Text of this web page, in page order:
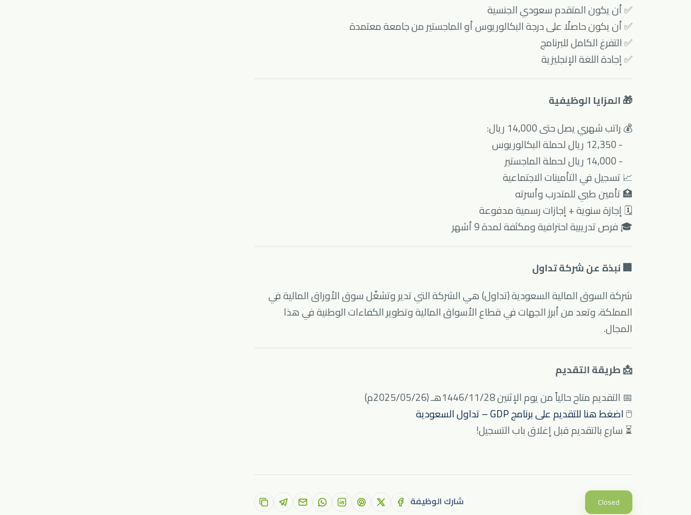
✅ أن يكون المتقدم سعودي الجنسية
✅ أن يكون حاصلًا على درجة البكالوريوس أو الماجستير من جامعة معتمدة
✅ التفرغ الكامل للبرنامج
✅ إجادة اللغة الإنجليزية
🎁 المزايا الوظيفية
💰 راتب شهري يصل حتى 14,000 ريال:
- 12,350 ريال لحملة البكالوريوس
- 14,000 ريال لحملة الماجستير
📈 تسجيل في التأمينات الاجتماعية
🏥 تأمين طبي للمتدرب وأسرته
🗓 إجازة سنوية + إجازات رسمية مدفوعة
🎓 فرص تدريبية احترافية ومكثفة لمدة 9 أشهر
🏢 نبذة عن شركة تداول
شركة السوق المالية السعودية (تداول) هي الشركة التي تدير وتشغّل سوق الأوراق المالية في
المملكة، وتعد من أبرز الجهات في قطاع الأسواق المالية وتطوير الكفاءات الوطنية في هذا
المجال.
📩 طريقة التقديم
📅 التقديم متاح حالياً من يوم الإثنين 1446/11/28هـ (2025/05/26م)
🖱️اضغط هنا للتقديم على برنامج GDP – تداول السعودية
⏳ سارع بالتقديم قبل إغلاق باب التسجيل!
Closed شارك الوظيفة